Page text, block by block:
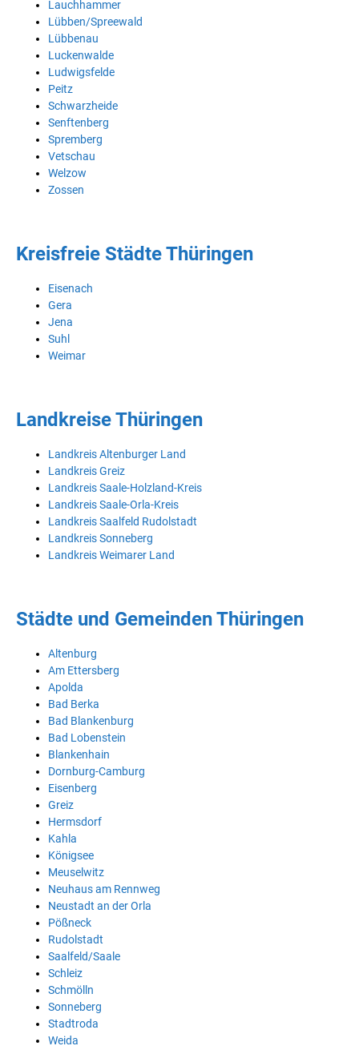
Lauchhammer
Lübben/Spreewald
Lübbenau
Luckenwalde
Ludwigsfelde
Peitz
Schwarzheide
Senftenberg
Spremberg
Vetschau
Welzow
Zossen
Kreisfreie Städte Thüringen
Eisenach
Gera
Jena
Suhl
Weimar
Landkreise Thüringen
Landkreis Altenburger Land
Landkreis Greiz
Landkreis Saale-Holzland-Kreis
Landkreis Saale-Orla-Kreis
Landkreis Saalfeld Rudolstadt
Landkreis Sonneberg
Landkreis Weimarer Land
Städte und Gemeinden Thüringen
Altenburg
Am Ettersberg
Apolda
Bad Berka
Bad Blankenburg
Bad Lobenstein
Blankenhain
Dornburg-Camburg
Eisenberg
Greiz
Hermsdorf
Kahla
Königsee
Meuselwitz
Neuhaus am Rennweg
Neustadt an der Orla
Pößneck
Rudolstadt
Saalfeld/Saale
Schleiz
Schmölln
Sonneberg
Stadtroda
Weida